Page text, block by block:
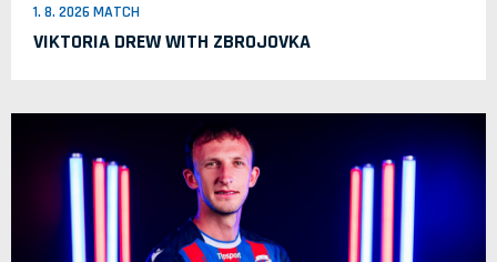
1. 8. 2026 MATCH
VIKTORIA DREW WITH ZBROJOVKA